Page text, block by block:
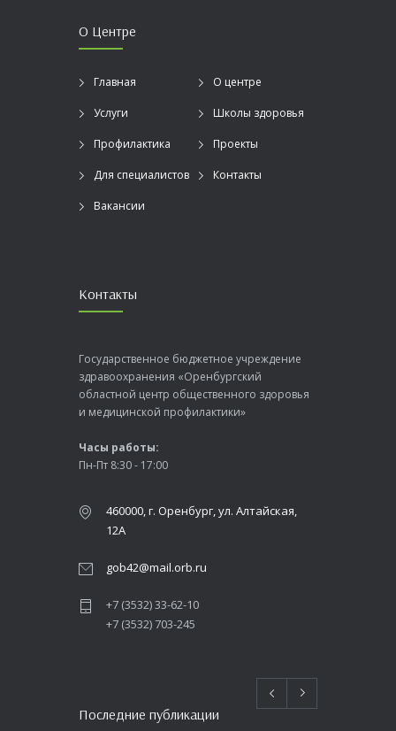
О Центре
Главная О центре
Услуги Школы здоровья
Профилактика Проекты
Для специалистов Контакты
Вакансии
Контакты
Государственное бюджетное учреждение
здравоохранения «Оренбургский
областной центр общественного здоровья
и медицинской профилактики»
Часы работы:
Пн-Пт 8:30 - 17:00
460000, г. Оренбург, ул. Алтайская,
12А
gob42@mail.orb.ru
+7 (3532) 33-62-10
+7 (3532) 703-245
Последние публикации